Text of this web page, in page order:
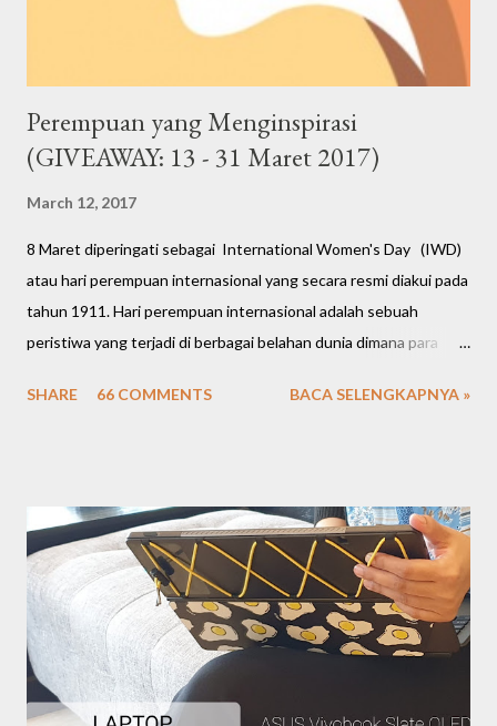
Perempuan yang Menginspirasi
(GIVEAWAY: 13 - 31 Maret 2017)
March 12, 2017
8 Maret diperingati sebagai International Women's Day (IWD)
atau hari perempuan internasional yang secara resmi diakui pada
tahun 1911. Hari perempuan internasional adalah sebuah
peristiwa yang terjadi di berbagai belahan dunia dimana para
kesetaraan hak. Kini para perempuan berhasil mengukir berbagai
berbagai kegiatan seperti pertunjukan seni, konferensi, kegiatan
amal, kampanye, hingga pawai. Perempuan terlepas dari seorang
ibu rumah tangga, pebisnis, atau pekerja, menurut saya mereka
adalah manusia-manusia yang memiliki peran penting dalam
segala lini kehidupan. Saya percaya ada banyak perempuan yang
menginspirasi di sekitar kita. Dengan latar belakang tersebut,
dalam rangka syukuran 4 tahun blog Ze...
SHARE 66 COMMENTS BACA SELENGKAPNYA »